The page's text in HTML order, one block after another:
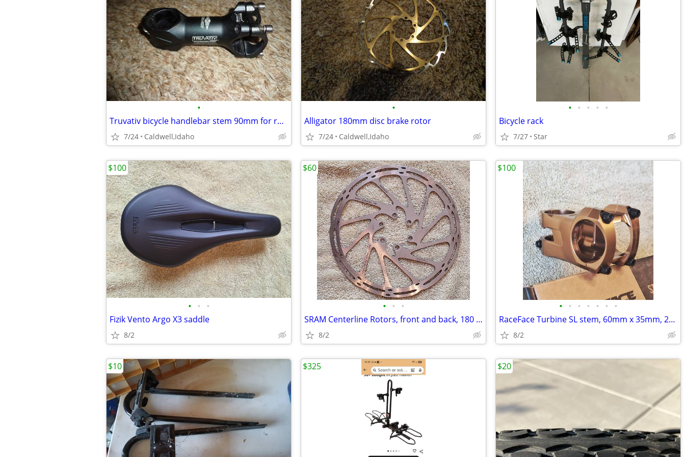
•
Truvativ bicycle handlebar stem 90mm for road/mtb
7/24 Caldwell,Idaho
•
Alligator 180mm disc brake rotor
7/24 Caldwell,Idaho
• • • • •
Bicycle rack
7/27 Star
• • •
Fizik Vento Argo X3 saddle
8/2
$100
• • •
SRAM Centerline Rotors, front and back, 180 mm with 6 bolt holes
8/2
$60
• • • • • • •
RaceFace Turbine SL stem, 60mm x 35mm, 2026 model
8/2
$100
$10 $325 $20